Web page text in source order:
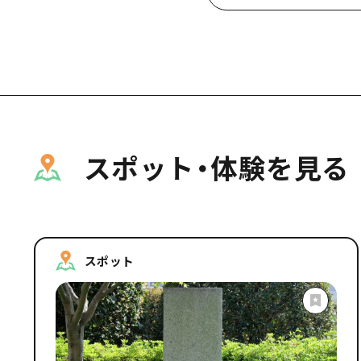
スポット・体験を見る
スポット